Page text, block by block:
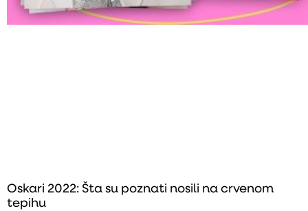
Oskari 2022: Šta su poznati nosili na crvenom
tepihu